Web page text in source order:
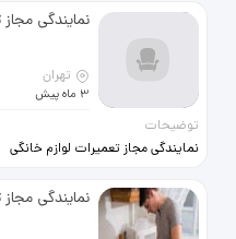
حتی یک‌بار کیفیت عالی به فروش
میرسد جهت خرید محصول تماس
پاسخگو ام ساعت پاسخگویی ده صبح
تا ده شب
نمایندگی
تهران
3 ماه پیش
توضیحات
نمایندگی مجاز تعمیرات لوازم خانگی
تعمیر انواع اجاق گاز لباسشویی
ظرفشویی ماکروفر فر برقی با
متخصصین کارآزموده در محل قیمت
نمایندگی